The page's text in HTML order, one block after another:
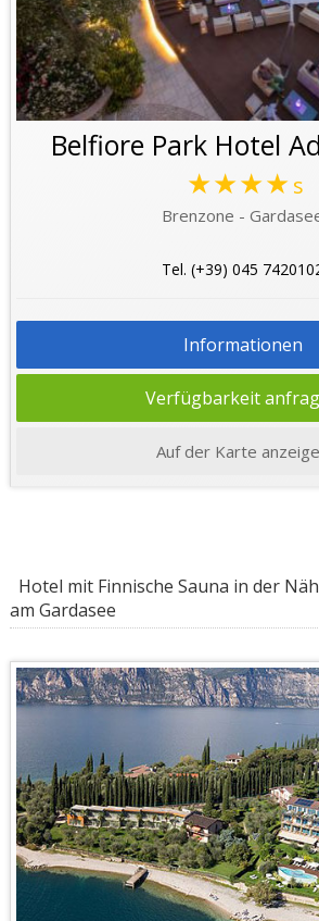
Belfiore Park Hotel
★★★★s
Brenzone -
Tel. (+39) 045
Informationen
Verfügbarkeit
Auf der Karte
Hotel mit Finnische Sauna in der
am Gardasee